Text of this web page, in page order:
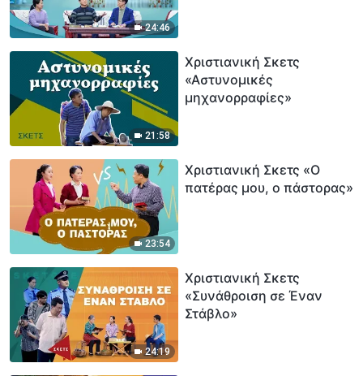
24:46
21:58
Χριστιανική Σκετς
«Αστυνομικές
μηχανορραφίες»
23:54
Χριστιανική Σκετς «Ο
πατέρας μου, ο πάστορας»
24:19
Χριστιανική Σκετς
«Συνάθροιση σε Έναν
Στάβλο»